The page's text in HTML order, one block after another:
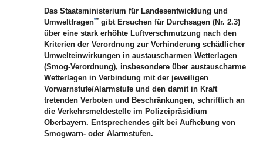
Das Staatsministerium für Landesentwicklung und
Umweltfragen** gibt Ersuchen für Durchsagen (Nr. 2.3)
über eine stark erhöhte Luftverschmutzung nach den
Kriterien der Verordnung zur Verhinderung schädlicher
Umwelteinwirkungen in austauscharmen Wetterlagen
(Smog-Verordnung), insbesondere über austauscharme
Wetterlagen in Verbindung mit der jeweiligen
Vorwarnstufe/Alarmstufe und den damit in Kraft
tretenden Verboten und Beschränkungen, schriftlich an
die Verkehrsmeldestelle im Polizeipräsidium
Oberbayern. Entsprechendes gilt bei Aufhebung von
Smogwarn- oder Alarmstufen.